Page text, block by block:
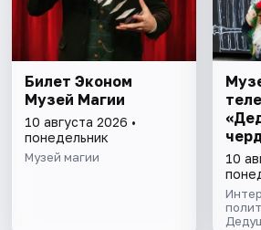
Билет Эконом
Музей Магии
10 августа 2026 •
понедельник
Музей магии
10